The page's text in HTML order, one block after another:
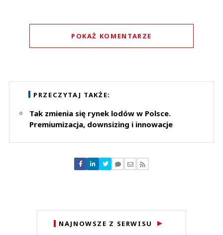
PRZECZYTAJ TAKŻE:
Tak zmienia się rynek lodów w Polsce.
Premiumizacja, downsizing i innowacje
POKAŻ KOMENTARZE
Nie znaleziono komentarzy
Zostaw swoje komentarze
NAJNOWSZE Z SERWISU